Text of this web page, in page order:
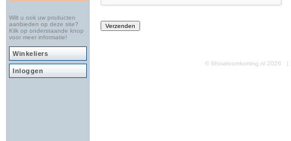
Wilt u ook uw producten
aanbieden op deze site?
Klik op onderstaande knop
voor meer informatie!
Winkeliers
Inloggen
© Showroomkorting.nl 2026 |